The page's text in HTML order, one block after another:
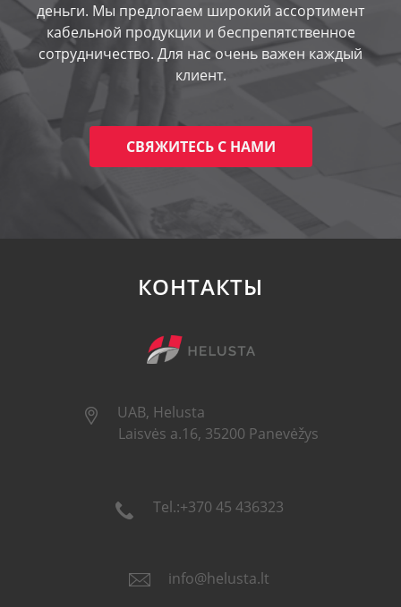
деньги. Мы предлогаем широкий ассортимент
кабельной продукции и беспрепятственное
сотрудничество. Для нас очень важен каждый
клиент.
СВЯЖИТЕСЬ С НАМИ
КОНТАКТЫ
UAB, Helusta
Laisvės a.16, 35200 Panevėžys
Tel.:+370 45 436323
info@helusta.lt